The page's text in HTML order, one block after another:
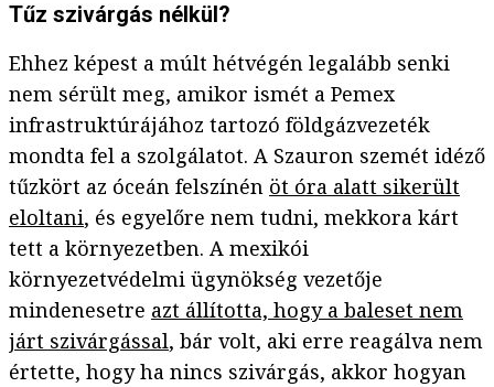
Tűz szivárgás nélkül?
Ehhez képest a múlt hétvégén legalább senki
nem sérült meg, amikor ismét a Pemex
infrastruktúrájához tartozó földgázvezeték
mondta fel a szolgálatot. A Szauron szemét idéző
tűzkört az óceán felszínén öt óra alatt sikerült
eloltani, és egyelőre nem tudni, mekkora kárt
tett a környezetben. A mexikói
környezetvédelmi ügynökség vezetője
mindenesetre azt állította, hogy a baleset nem
járt szivárgással, bár volt, aki erre reagálva nem
értette, hogy ha nincs szivárgás, akkor hogyan